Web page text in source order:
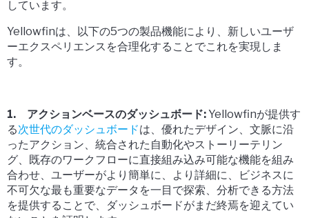
しています。
Yellowfinは、以下の5つの製品機能により、新しいユーザ
ーエクスペリエンスを合理化することでこれを実現しま
す。
1. アクションベースのダッシュボード:Yellowfinが提供す
る次世代のダッシュボードは、優れたデザイン、文脈に沿
ったアクション、統合された自動化やストーリーテリン
グ、既存のワークフローに直接組み込み可能な機能を組み
合わせ、ユーザーがより簡単に、より詳細に、ビジネスに
不可欠な最も重要なデータを一目で探索、分析できる方法
を提供することで、ダッシュボードがまだ終焉を迎えてい